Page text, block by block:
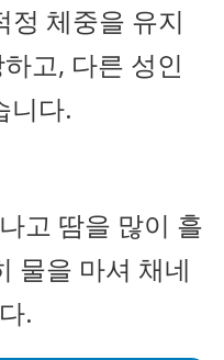
정 체중을 유지
고, 다른 성인
니다.
고 땀을 많이 흘
물을 마셔 채네
.